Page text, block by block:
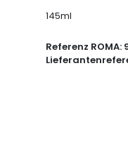
145ml
Referenz ROMA: